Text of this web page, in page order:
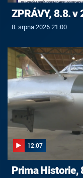
ZPRÁVY, 8.8. v
8. srpna 2026 21:00
12:07
Prima Historie,